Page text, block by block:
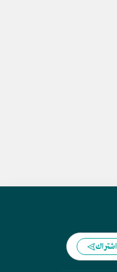
اشتراك